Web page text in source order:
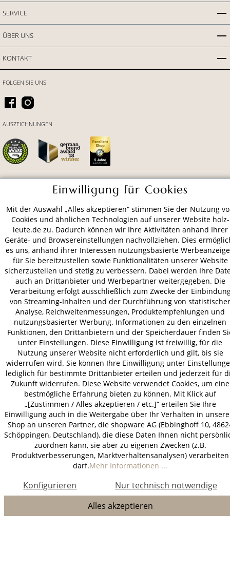
SERVICE
ÜBER UNS
KONTAKT
FOLGEN SIE UNS
AUSZEICHNUNGEN
AGB Datenschutz
Impressum
© 2026 HOLZ-LEUTE
* Alle Preise inkl. gesetzl. Mehrwertsteuer zzgl.
Versandkosten
Einwilligung für Cookies
Mit der Auswahl „Alles akzeptieren“ stimmen Sie der Nutzung
Cookies und ähnlichen Technologien auf unserer Website holz-
leute.de zu. Dadurch können wir Ihre Aktivitäten anhand Ihrer
Geräte- und Browsereinstellungen nachvollziehen. Dies
es uns, anhand ihrer Interessen nutzungsbasierte
für Sie bereitzustellen sowie Funktionalitäten unserer Website
sicherzustellen und stetig zu verbessern. Dabei werden Ihre
auch an Drittanbieter und Werbepartner weitergegeben. Die
Verarbeitung erfolgt ausschließlich zum Zwecke der
von Streaming-Inhalten und der Durchführung von statistischer
Analyse, Reichweitenmessungen, Produktempfehlungen und
nutzungsbasierter Werbung. Informationen zu den einzelnen
Funktionen, den Drittanbietern und der Speicherdauer finden
unter Einstellungen. Diese Einwilligung ist freiwillig, für die
Nutzung unserer Website nicht erforderlich und gilt, bis sie
widerrufen wird. Sie können Ihre Einwilligung unter
lediglich für bestimmte Drittanbieter erteilen und jederzeit für
Zukunft widerrufen. Diese Website verwendet Cookies, um eine
bestmögliche Erfahrung bieten zu können. Mit Klick auf
„[Zustimmen / Alles akzeptieren / etc.]“ erteilen Sie Ihre
Einwilligung auch in die Weitergabe über Ihr Verhalten in
Shop an unseren Partner, die shopware AG (Ebbinghoff 10,
Schöppingen, Deutschland), die diese Daten Ihnen nicht
zuordnen kann, sie aber zu eigenen Zwecken (z.B.
Produktverbesserungen, Marktverhaltensanalysen) verarbeiten
darf.Mehr Informationen ...
Nur technisch notwendige
Konfigurieren
Alles akzeptieren